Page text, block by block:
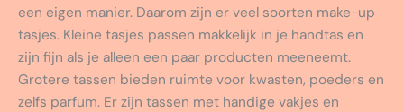
een eigen manier. Daarom zijn er veel soorten make-up
tasjes. Kleine tasjes passen makkelijk in je handtas en
zijn fijn als je alleen een paar producten meeneemt.
Grotere tassen bieden ruimte voor kwasten, poeders en
zelfs parfum. Er zijn tassen met handige vakjes en